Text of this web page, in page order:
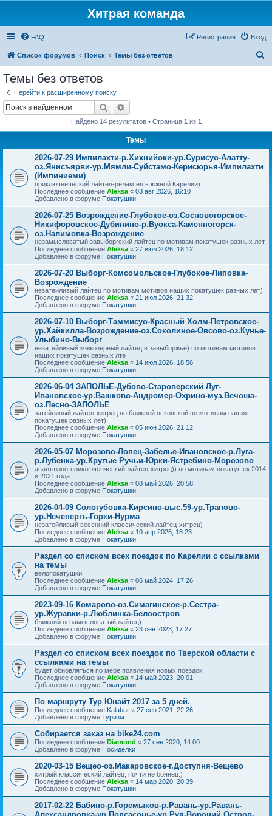
Хитрая команда
FAQ Вход
Регистрация
Список форумов Поиск Темы без ответов
Темы без ответов
Перейти к расширенному поиску
Поиск
Найдено 14 результатов • Страница 1 из 1
Темы
2026-07-29 Импилахти-р.Хихнийоки-ур.Сурисуо-Алатту-
оз.Янисъярви-ур.Мямли-Суйстамо-Керисюрья-Импилахти
(Импиниеми)
приключенческий лайтец-релаксец в южной Карелии)
Последнее сообщение Aleksa « 03 авг 2026, 16:10
Добавлено в форуме Покатушки
2026-07-25 Возрождение-Глубокое-оз.Сосновогорское-
Никифоровское-Дубинино-р.Вуокса-Каменногорск-
оз.Налимовка-Возрождение
незамысловатый завыборгский лайтец по мотивам покатушек разных лет
Последнее сообщение Aleksa « 27 июл 2026, 18:12
Добавлено в форуме Покатушки
2026-07-20 Выборг-Комсомольское-Глубокое-Липовка-
Возрождение
незатейливый лайтец по мотивам мотивов наших покатушек разных лет)
Последнее сообщение Aleksa « 21 июл 2026, 21:32
Добавлено в форуме Покатушки
2026-07-10 Выборг-Таммисуо-Красный Холм-Петровское-
ур.Хайкилла-Возрождение-оз.Соколиное-Овсово-оз.Кунье-
Улыбино-Выборг
незатейливый межозерный лайтец в завыборжье) по мотивам мотивов
наших покатушек разных лте
Последнее сообщение Aleksa « 14 июл 2026, 18:56
Добавлено в форуме Покатушки
2026-06-04 ЗАПОЛЬЕ-Дубово-Староверский Луг-
Ивановское-ур.Вашково-Андромер-Охрино-муз.Вечоша-
оз.Песно-ЗАПОЛЬЕ
затейливый лайтец-хитрец по ближней псковской по мотивам наших
покатушек разных лет)
Последнее сообщение Aleksa « 05 июн 2026, 21:12
Добавлено в форуме Покатушки
2026-05-07 Морозово-Лопец-Забелье-Ивановское-р.Луга-
р.Лубенка-ур.Крутые Ручьи-Юрки-Ястребино-Морозово
авантюрно-приключенческий лайтец-хитрец)) по мотивам покатушек 2014
и 2021 года
Последнее сообщение Aleksa « 08 май 2026, 20:58
Добавлено в форуме Покатушки
2026-04-09 Сологубовка-Кирсино-выс.59-ур.Трапово-
ур.Нечеперть-Горки-Нурма
незатейливый весенний классический лайтец-хитрец)
Последнее сообщение Aleksa « 10 апр 2026, 18:23
Добавлено в форуме Покатушки
Раздел со списком всех поездок по Карелии с ссылками
на темы
велопокатушки
Последнее сообщение Aleksa « 06 май 2024, 17:26
Добавлено в форуме Покатушки
2023-09-16 Комарово-оз.Симагинское-р.Сестра-
ур.Журавки-р.Люблинка-Белоостров
ближний незамысловатый лайтец)
Последнее сообщение Aleksa « 23 сен 2023, 17:27
Добавлено в форуме Покатушки
Раздел со списком всех поездок по Тверской области с
ссылками на темы
будет обновляться по мере появления новых поездок
Последнее сообщение Aleksa « 14 май 2023, 20:01
Добавлено в форуме Покатушки
По маршруту Тур Юнайт 2017 за 5 дней.
Последнее сообщение Kalabar « 27 сен 2021, 22:26
Добавлено в форуме Туризм
Собирается заказ на bike24.com
Последнее сообщение Diamond « 27 сен 2020, 14:00
Добавлено в форуме Посиделки
2020-03-15 Вещео-оз.Макаровское-г.Доступня-Вещево
хитрый классический лайтец, почти не боянец:)
Последнее сообщение Aleksa « 14 мар 2020, 20:39
Добавлено в форуме Покатушки
2017-02-22 Бабино-р.Горемыков-р.Равань-ур.Равань-
Александровка-ур.Подсасонье-ур.Руя-Вороний Остров-